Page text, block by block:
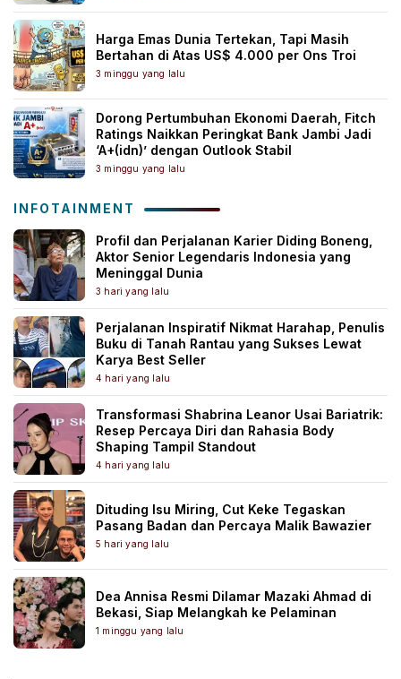
Harga Emas Dunia Tertekan, Tapi Masih
Bertahan di Atas US$ 4.000 per Ons Troi
3 minggu yang lalu
Dorong Pertumbuhan Ekonomi Daerah, Fitch
Ratings Naikkan Peringkat Bank Jambi Jadi
‘A+(idn)’ dengan Outlook Stabil
3 minggu yang lalu
INFOTAINMENT
Profil dan Perjalanan Karier Diding Boneng,
Aktor Senior Legendaris Indonesia yang
Meninggal Dunia
3 hari yang lalu
Perjalanan Inspiratif Nikmat Harahap, Penulis
Buku di Tanah Rantau yang Sukses Lewat
Karya Best Seller
4 hari yang lalu
Transformasi Shabrina Leanor Usai Bariatrik:
Resep Percaya Diri dan Rahasia Body
Shaping Tampil Standout
4 hari yang lalu
Dituding Isu Miring, Cut Keke Tegaskan
Pasang Badan dan Percaya Malik Bawazier
5 hari yang lalu
Dea Annisa Resmi Dilamar Mazaki Ahmad di
Bekasi, Siap Melangkah ke Pelaminan
1 minggu yang lalu